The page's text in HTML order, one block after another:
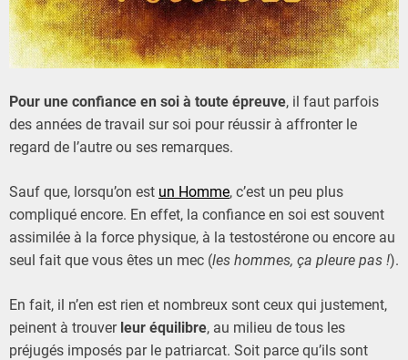
b
r
e
0
1
9
Pour une confiance en soi à toute épreuve, il faut parfois
des années de travail sur soi pour réussir à affronter le
regard de l’autre ou ses remarques.
Sauf que, lorsqu’on est un Homme, c’est un peu plus
compliqué encore. En effet, la confiance en soi est souvent
assimilée à la force physique, à la testostérone ou encore au
seul fait que vous êtes un mec (les hommes, ça pleure pas !).
En fait, il n’en est rien et nombreux sont ceux qui justement,
peinent à trouver leur équilibre, au milieu de tous les
préjugés imposés par le patriarcat. Soit parce qu’ils sont